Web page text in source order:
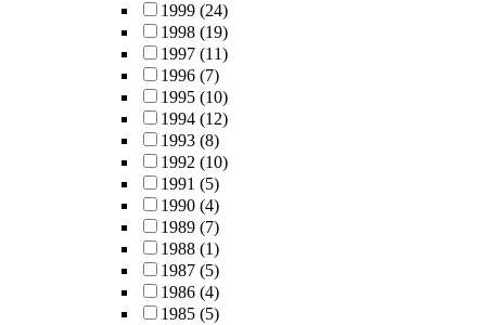
1999 (24)
1998 (19)
1997 (11)
1996 (7)
1995 (10)
1994 (12)
1993 (8)
1992 (10)
1991 (5)
1990 (4)
1989 (7)
1988 (1)
1987 (5)
1986 (4)
1985 (5)